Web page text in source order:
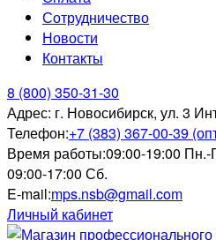
Сотрудничество
Новости
Контакты
8 (800) 350-31-30
Адрес: г. Новосибирск, ул. 3
Телефон:+7 (383) 367-00-39
Время работы:09:00-19:00 Пн.-
09:00-17:00 Сб.
E-mail:mps.nsb@gmail.com
Личный кабинет